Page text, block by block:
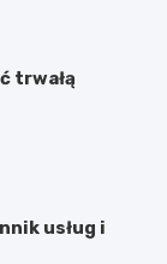
trwałą
usług i